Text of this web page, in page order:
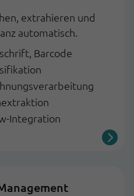
extrahieren und
automatisch.
Barcode
Integration